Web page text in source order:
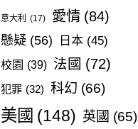
意大利 (17) 愛情 (84)
懸疑 (56) 日本 (45)
校園 (39) 法國 (72)
犯罪 (32) 科幻 (66)
美國 (148) 英國 (65)